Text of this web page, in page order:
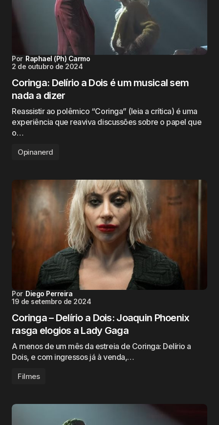
Por Raphael (Ph) Carmo
2 de outubro de 2024
Coringa: Delírio a Dois é um musical sem
nada a dizer
Reassistir ao polêmico “Coringa” (leia a crítica) é uma
experiência que reaviva discussões sobre o papel que
o…
Opinanerd
Por Diego Perreira
19 de setembro de 2024
Coringa – Delírio a Dois: Joaquin Phoenix
rasga elogios a Lady Gaga
A menos de um mês da estreia de Coringa: Delírio a
Dois, e com ingressos já à venda,…
Filmes